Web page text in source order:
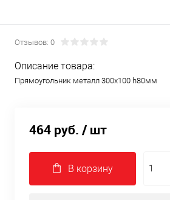
Отзывов: 0
Описание товара:
Прямоугольник металл 300х100 h80мм
464 руб. / шт
В корзину